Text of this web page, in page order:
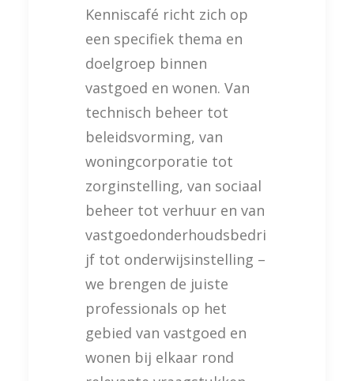
Kenniscafé richt zich op
een specifiek thema en
doelgroep binnen
vastgoed en wonen. Van
technisch beheer tot
beleidsvorming, van
woningcorporatie tot
zorginstelling, van sociaal
beheer tot verhuur en van
vastgoedonderhoudsbedri
jf tot onderwijsinstelling –
we brengen de juiste
professionals op het
gebied van vastgoed en
wonen bij elkaar rond